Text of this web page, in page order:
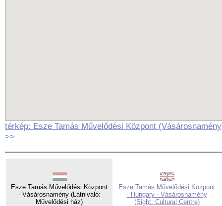
térkép: Esze Tamás Művelődési Központ
>>
Esze Tamás Művelődési Központ
- Vásárosnamény (Látnivaló:
Művelődési ház)
Esze Tamás Művelődési Központ
- Hungary - Vásárosnamény
(Sight: Cultural Centre)